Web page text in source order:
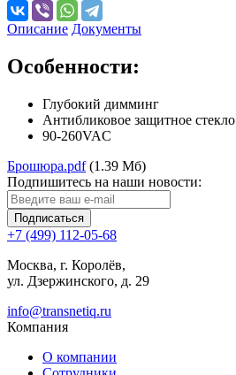
Описание Документы
Особенности:
Глубокий димминг
Антибликовое защитное стекло
90-260VAC
Брошюра.pdf (1.39 Мб)
Подпишитесь на наши новости:
Подписаться
+7 (499) 112-05-68
Москва, г. Королёв,
ул. Дзержинского, д. 29
info@transnetiq.ru
Компания
О компании